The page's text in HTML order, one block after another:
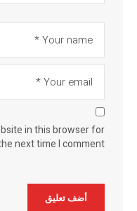
in this browser for
next time I comment.